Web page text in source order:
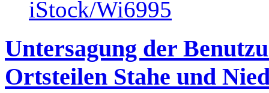
Untersagung der
Ortsteilen Stahe und